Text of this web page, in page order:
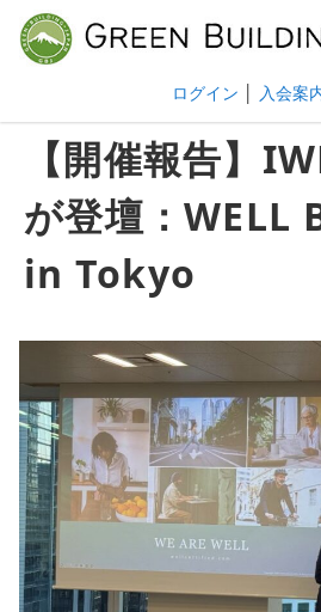
ログイン 入会案
【開催報告】
が登壇：
in Tokyo